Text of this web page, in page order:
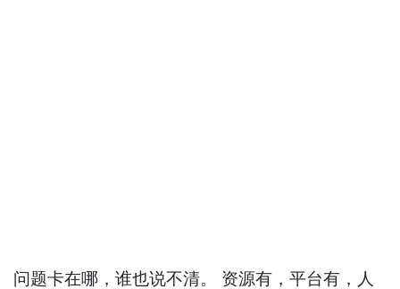
问题卡在哪，谁也说不清。 资源有，平台有，人